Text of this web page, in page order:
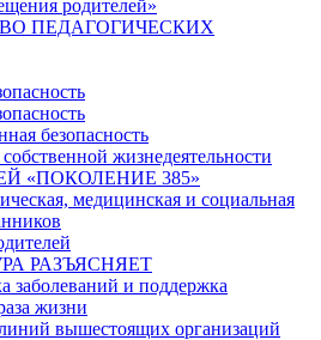
родителей»
ПЕДАГОГИЧЕСКИХ
безопасность
собственной жизнедеятельности
«ПОКОЛЕНИЕ 385»
медицинская и социальная
РАЗЪЯСНЯЕТ
заболеваний и поддержка
жизни
вышестоящих организаций